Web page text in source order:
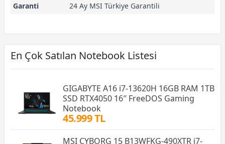
Garanti
24 Ay MSI Türkiye Garantili
En Çok Satılan Notebook Listesi
GIGABYTE A16 i7-13620H 16GB RAM 1TB
SSD RTX4050 16″ FreeDOS Gaming
Notebook
45.999 TL
MSI CYBORG 15 B13WFKG-490XTR i7-